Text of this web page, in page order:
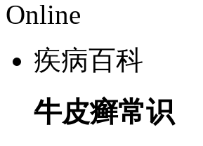
Online
疾病百科
牛皮癣常识